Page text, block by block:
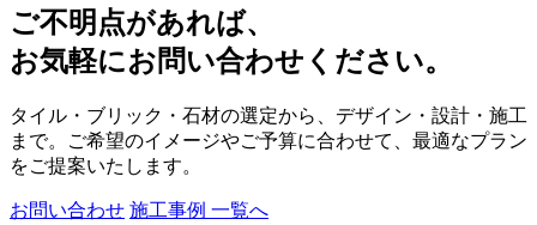
ご不明点があれば、
お気軽にお問い合わせください。
タイル・ブリック・石材の選定から、デザイン・設計・施工
まで。ご希望のイメージやご予算に合わせて、最適なプラン
をご提案いたします。
お問い合わせ 施工事例 一覧へ